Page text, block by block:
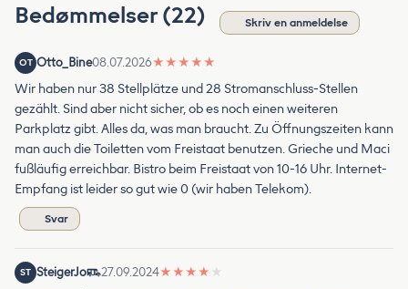
Bedømmelser (22) Skriv en anmeldelse
OT Otto_Bine08.07.2026★ ★ ★ ★ ★
Wir haben nur 38 Stellplätze und 28 Stromanschluss-Stellen
gezählt. Sind aber nicht sicher, ob es noch einen weiteren
Parkplatz gibt. Alles da, was man braucht. Zu Öffnungszeiten kann
man auch die Toiletten vom Freistaat benutzen. Grieche und Maci
fußläufig erreichbar. Bistro beim Freistaat von 10-16 Uhr. Internet-
Empfang ist leider so gut wie 0 (wir haben Telekom).
Svar
ST SteigerJo 27.09.2024★ ★ ★ ★ ★